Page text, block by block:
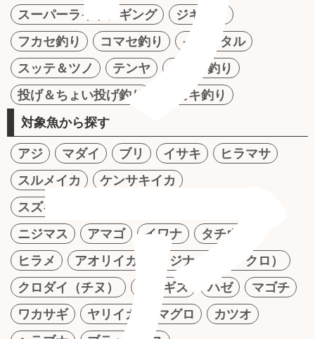
スーパーライトジギング
ジギング
フカセ釣り
コマセ釣り
イカメタル
スッテ＆ツノ
テンヤ
かかり釣り
投げ＆ちょい投げ釣り
サビキ釣り
対象魚から探す
アジ マダイ ブリ イサキ
ヒラマサ
スルメイカ
ケンサキイカ
スズキ（シーバス）
ニジマス
アマゴ イワナ
タチウオ
ヒラメ
アオリイカ
メジナ（グレ・クロ）
クロダイ（チヌ）
シロギス ハゼ
マゴチ
ワカサギ
ヤリイカ マグロ
カツオ